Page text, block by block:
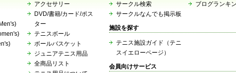
アクセサリー
DVD/書籍/カード/ポス
ター
テニスボール
ボールバスケット
ジュニアテニス用品
全商品リスト
サークル検索
サークルなんでも掲示板
ブログランキ
施設を探す
テニス施設ガイド（テニ
スイエローページ）
会員向けサービス